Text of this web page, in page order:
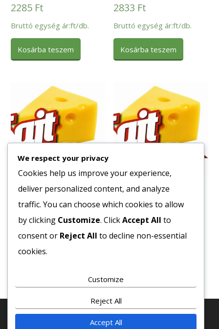
2285 Ft
Bruttó egység ár:ft/db.
Kosárba teszem
2833 Ft
Bruttó egység ár:ft/db.
Kosárba teszem
Szarvasgomba krém 580g
7283Ft
Bruttó egység ár:ft/db.
Kosárba teszem
Lecsó Natúr Üveges 680g.
(8/#)
959Ft
Bruttó egység ár:ft/db.
© 2020 COPYRIGHT - MINDEN JOG FENTTARVA! · SAJT-
We respect your privacy
Cookies help us improve your experience,
deliver personalized content, and analyze
traffic. You can choose which cookies to allow
by clicking Customize. ClickAccept All to
consent or Reject All to decline non-essential
cookies.
Customize
Reject All
Accept All